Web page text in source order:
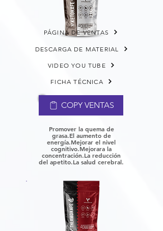
PÁGINA DE VENTAS
DESCARGA DE MATERIAL
VIDEO YOU TUBE
FICHA TÉCNICA
COPY VENTAS
Promover la quema de
grasa.El aumento de
energía.Mejorar el nivel
cognitivo.Mejorara la
concentración.La reducción
del apetito.La salud cerebral.